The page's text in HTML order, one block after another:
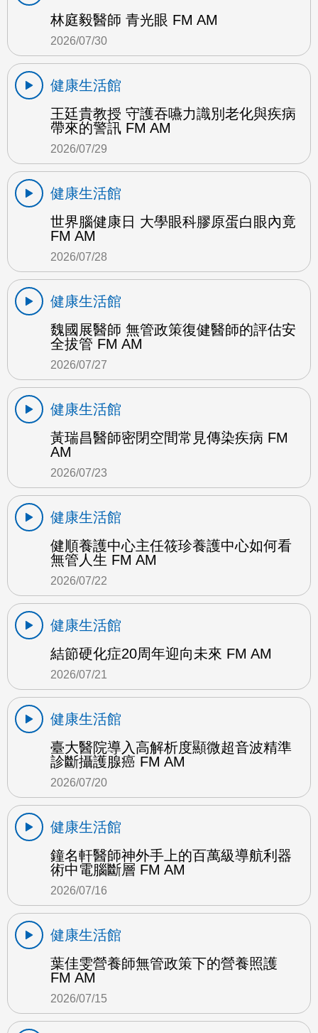
林庭毅醫師 青光眼 FM AM
2026/07/30
健康生活館
王廷貴教授 守護吞嚥力識別老化與疾病
帶來的警訊 FM AM
2026/07/29
健康生活館
世界腦健康日 大學眼科膠原蛋白眼內竟
FM AM
2026/07/28
健康生活館
魏國展醫師 無管政策復健醫師的評估安
全拔管 FM AM
2026/07/27
健康生活館
黃瑞昌醫師密閉空間常見傳染疾病 FM
AM
2026/07/23
健康生活館
健順養護中心主任筱珍養護中心如何看
無管人生 FM AM
2026/07/22
健康生活館
結節硬化症20周年迎向未來 FM AM
2026/07/21
健康生活館
臺大醫院導入高解析度顯微超音波精準
診斷攝護腺癌 FM AM
2026/07/20
健康生活館
鐘名軒醫師神外手上的百萬級導航利器
術中電腦斷層 FM AM
2026/07/16
健康生活館
葉佳雯營養師無管政策下的營養照護
FM AM
2026/07/15